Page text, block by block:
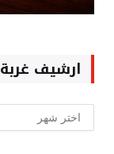
ارشيف غربة
ارشيف
غربة